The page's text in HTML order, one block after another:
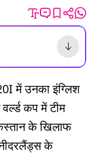
में उनका इंग्लिश
कप में टीम
के ख‍िलाफ
के